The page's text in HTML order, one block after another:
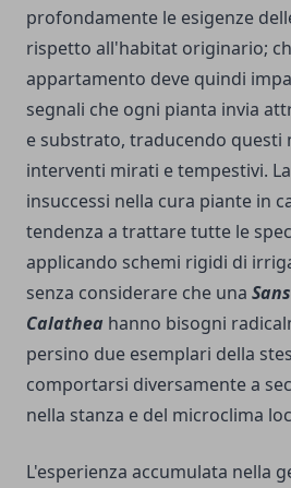
profondamente le esigenze
rispetto all'habitat originario;
appartamento deve quindi
segnali che ogni pianta invia
e substrato, traducendo questi
interventi mirati e tempestivi.
insuccessi nella cura piante in
tendenza a trattare tutte le
applicando schemi rigidi di
senza considerare che una
Calathea hanno bisogni
persino due esemplari della
comportarsi diversamente a
nella stanza e del microclima
L'esperienza accumulata nella